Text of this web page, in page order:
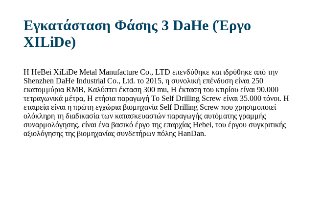
Εγκατάσταση Φάσης 3 DaHe (Έργο
XILiDe)
Η HeBei XiLiDe Metal Manufacture Co., LTD επενδύθηκε και ιδρύθηκε από την
Shenzhen DaHe Industrial Co., Ltd. το 2015, η συνολική επένδυση είναι 250
εκατομμύρια RMB, Καλύπτει έκταση 300 mu, Η έκταση του κτιρίου είναι 90.000
τετραγωνικά μέτρα, Η ετήσια παραγωγή Το Self Drilling Screw είναι 35.000 τόνοι. Η
εταιρεία είναι η πρώτη εγχώρια βιομηχανία Self Drilling Screw που χρησιμοποιεί
ολόκληρη τη διαδικασία των κατασκευαστών παραγωγής αυτόματης γραμμής
συναρμολόγησης, είναι ένα βασικό έργο της επαρχίας Hebei, του έργου συγκριτικής
αξιολόγησης της βιομηχανίας συνδετήρων πόλης HanDan.